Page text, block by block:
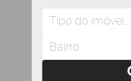
Tipo do imóvel...
Bairro